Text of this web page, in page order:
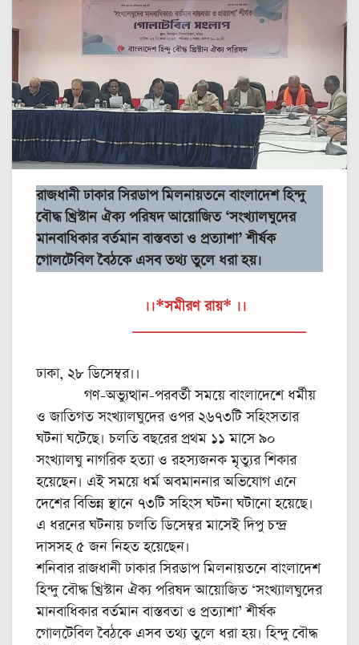
রাজধানী ঢাকার সিরডাপ মিলনায়তনে বাংলাদেশ হিন্দু
বৌদ্ধ খ্রিস্টান ঐক্য পরিষদ আয়োজিত ‘সংখ্যালঘুদের
মানবাধিকার বর্তমান বাস্তবতা ও প্রত্যাশা’ শীর্ষক
গোলটেবিল বৈঠকে এসব তথ্য তুলে ধরা হয়।
।।*সমীরণ রায়* ।।
__________________
ঢাকা, ২৮ ডিসেম্বর।।
গণ-অভ্যুত্থান-পরবর্তী সময়ে বাংলাদেশে ধর্মীয়
ও জাতিগত সংখ্যালঘুদের ওপর ২৬৭৩টি সহিংসতার
ঘটনা ঘটেছে। চলতি বছরের প্রথম ১১ মাসে ৯০
সংখ্যালঘু নাগরিক হত্যা ও রহস্যজনক মৃত্যুর শিকার
হয়েছেন। এই সময়ে ধর্ম অবমাননার অভিযোগ এনে
দেশের বিভিন্ন স্থানে ৭৩টি সহিংস ঘটনা ঘটানো হয়েছে।
এ ধরনের ঘটনায় চলতি ডিসেম্বর মাসেই দিপু চন্দ্র
দাসসহ ৫ জন নিহত হয়েছেন।
শনিবার রাজধানী ঢাকার সিরডাপ মিলনায়তনে বাংলাদেশ
হিন্দু বৌদ্ধ খ্রিস্টান ঐক্য পরিষদ আয়োজিত ‘সংখ্যালঘুদের
মানবাধিকার বর্তমান বাস্তবতা ও প্রত্যাশা’ শীর্ষক
গোলটেবিল বৈঠকে এসব তথ্য তুলে ধরা হয়। হিন্দু বৌদ্ধ